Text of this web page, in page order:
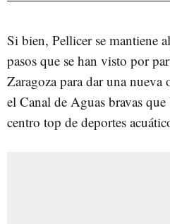
Si bien, Pellicer se mantiene
pasos que se han visto por
Zaragoza para dar una
el Canal de Aguas bravas
centro top de deportes